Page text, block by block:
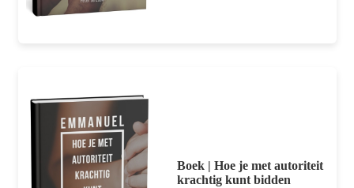
Boek | Hoe je met autoriteit
krachtig kunt bidden